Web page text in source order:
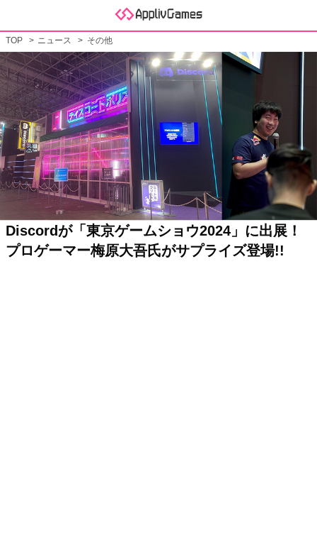
TOP ニュース その他
Discordが「東京ゲームショウ2024」に出展！
プロゲーマー梅原大吾氏がサプライズ登場!!